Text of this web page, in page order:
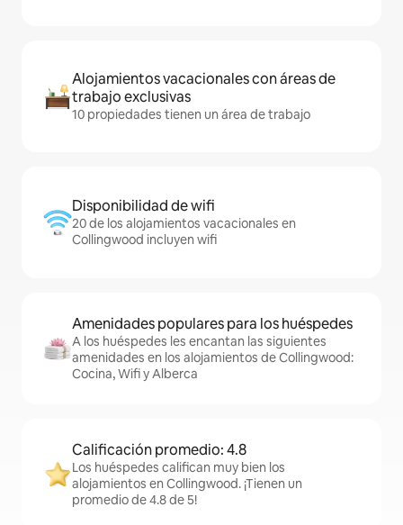
Alojamientos vacacionales con áreas de
trabajo exclusivas
10 propiedades tienen un área de trabajo
Disponibilidad de wifi
20 de los alojamientos vacacionales en
Collingwood incluyen wifi
Amenidades populares para los huéspedes
A los huéspedes les encantan las siguientes
amenidades en los alojamientos de Collingwood:
Cocina, Wifi y Alberca
Calificación promedio: 4.8
Los huéspedes califican muy bien los
alojamientos en Collingwood. ¡Tienen un
promedio de 4.8 de 5!